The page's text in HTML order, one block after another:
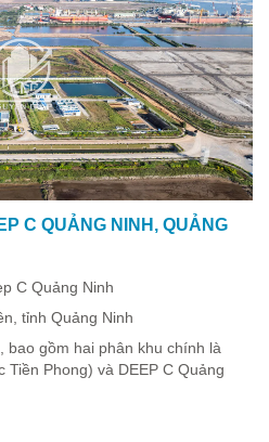
C QUẢNG NINH, QUẢNG
C Quảng Ninh
tỉnh Quảng Ninh
bao gồm hai phân khu chính là
Tiền Phong) và DEEP C Quảng